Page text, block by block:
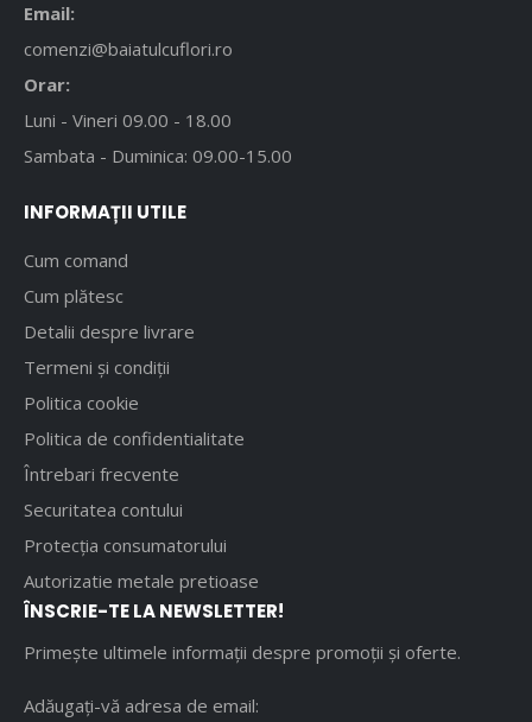
Email:
comenzi@baiatulcuflori.ro
Orar:
Luni - Vineri 09.00 - 18.00
Sambata - Duminica: 09.00-15.00
INFORMAȚII UTILE
Cum comand
Cum plătesc
Detalii despre livrare
Termeni și condiții
Politica cookie
Politica de confidentialitate
Întrebari frecvente
Securitatea contului
Protecția consumatorului
Autorizatie metale pretioase
ÎNSCRIE-TE LA NEWSLETTER!
Primește ultimele informații despre promoții și oferte.
Adăugați-vă adresa de email: